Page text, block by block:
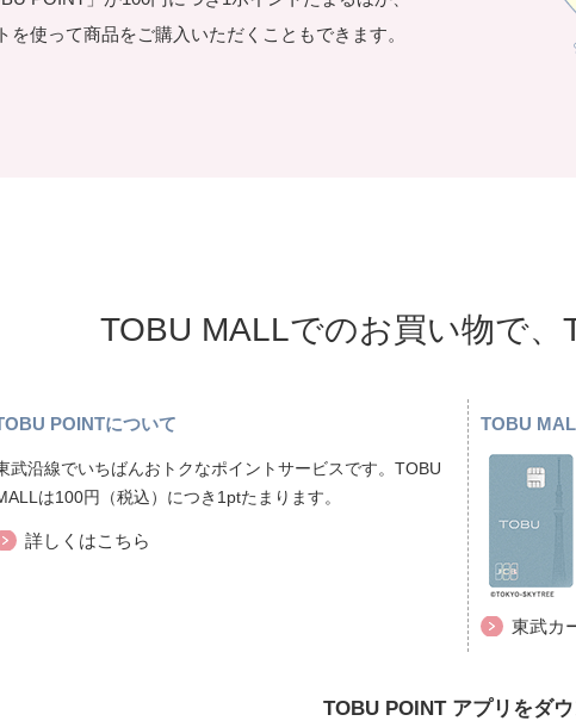
を使って商品をご購入いただくこともできます。
TOBU MALLでのお買い物で、
POINTについて
武沿線でいちばんおトクなポイントサービスです。TOBU
は100円（税込）につき1ptたまります。
詳しくはこちら
TOBU
東武カ
TOBU POINT アプリをダ